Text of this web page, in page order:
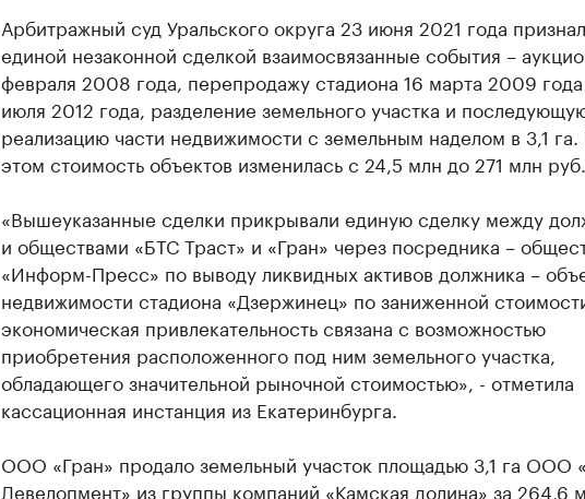
Арбитражный суд Уральского округа 23 июня 2021 года признал
единой незаконной сделкой взаимосвязанные события –
февраля 2008 года, перепродажу стадиона 16 марта 2009
июля 2012 года, разделение земельного участка и
реализацию части недвижимости с земельным наделом в 3,1
этом стоимость объектов изменилась с 24,5 млн до 271 млн руб.
«Вышеуказанные сделки прикрывали единую сделку между
и обществами «БТС Траст» и «Гран» через посредника –
«Информ-Пресс» по выводу ликвидных активов должника –
недвижимости стадиона «Дзержинец» по заниженной
экономическая привлекательность связана с возможностью
приобретения расположенного под ним земельного участка,
обладающего значительной рыночной стоимостью», - отметила
кассационная инстанция из Екатеринбурга.
ООО «Гран» продало земельный участок площадью 3,1 га ООО
Девелопмент» из группы компаний «Камская долина» за 264,6